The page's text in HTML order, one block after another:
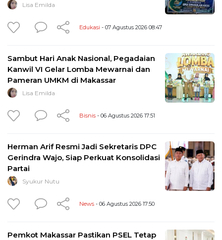
Lisa Emilda
Edukasi - 07 Agustus 2026 08:47
Sambut Hari Anak Nasional, Pegadaian
Kanwil VI Gelar Lomba Mewarnai dan
Pameran UMKM di Makassar
Lisa Emilda
Bisnis - 06 Agustus 2026 17:51
Herman Arif Resmi Jadi Sekretaris DPC
Gerindra Wajo, Siap Perkuat Konsolidasi
Partai
Syukur Nutu
News - 06 Agustus 2026 17:50
Pemkot Makassar Pastikan PSEL Tetap